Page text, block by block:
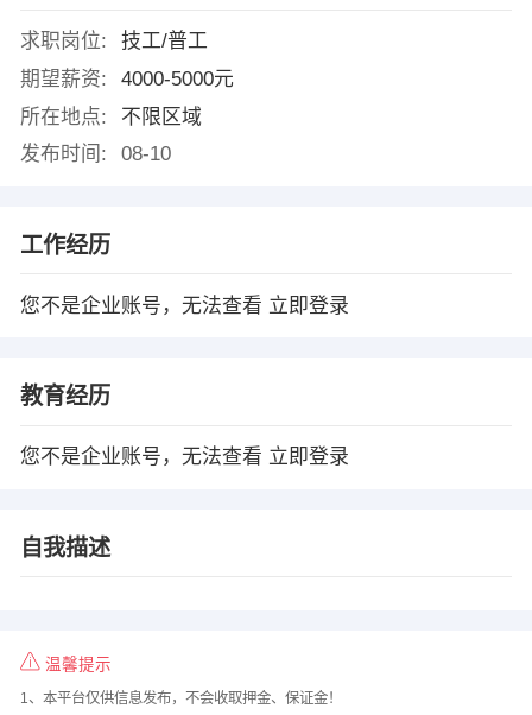
求职岗位:
技工/普工
期望薪资:
4000-5000元
所在地点:
不限区域
发布时间:
08-10
工作经历
您不是企业账号，无法查看 立即登录
教育经历
您不是企业账号，无法查看 立即登录
自我描述
温馨提示
1、本平台仅供信息发布，不会收取押金、保证金！